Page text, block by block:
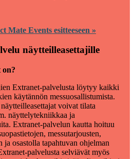
Mate Events esitteeseen »
näytteilleasettajille
Extranet-palvelusta löytyy kaikki
käytännön messuosallistumista.
voivat tilata
näyttelytekniikkaa ja
Extranet-palvelun kautta hoituu
messutarjousten,
ja osastolla tapahtuvan ohjelman
palvelusta selviävät myös